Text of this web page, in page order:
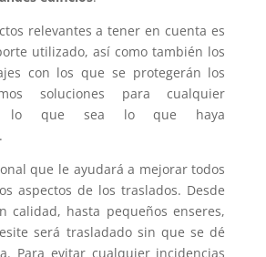
relevantes a tener en cuenta es
utilizado, así como también los
con los que se protegerán los
soluciones para cualquier
lo que sea lo que haya
que le ayudará a mejorar todos
aspectos de los traslados. Desde
calidad, hasta pequeños enseres,
será trasladado sin que se dé
Para evitar cualquier incidencias